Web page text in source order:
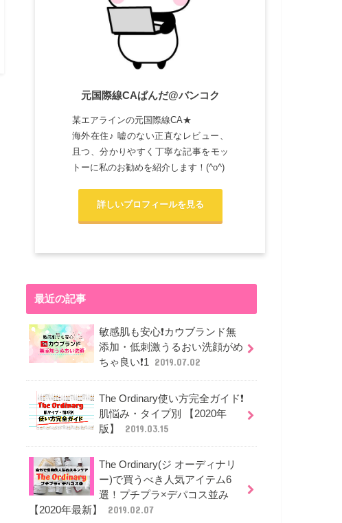
元国際線CAぱんだ@バンコク
某エアラインの元国際線CA★
海外在住♪ 嘘のない正直なレビュー、
且つ、分かりやすく丁寧な記事をモッ
トーに私のお勧めを紹介します！(^o^)
詳しいプロフィールを見る
最近の記事
敏感肌も安心❗カウブランド無
添加・低刺激うるおい洗顔がめ
ちゃ良い❗1
2019.07.02
The Ordinary使い方完全ガイド❗
肌悩み・タイプ別 【2020年
版】
2019.03.15
The Ordinary(ジ オーディナリ
ー)で買うべき人気アイテム6
選！プチプラ×デパコス並み
【2020年最新】
2019.02.07